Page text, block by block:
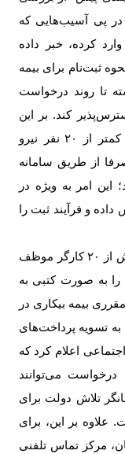
در پی آسیب‌هایی که
کرده، خبر داده
نحوه ثبت‌نام برای بیمه
تا روند درخواست
کند. بر این
از
۲۰ نفر نیرو
از طریق سامانه
این امر به ویژه در
و فرآیند ثبت را
از ۲۰ کارگر موظف‌
به صورت کتبی به
بیمه بیکاری در
به تسویه پرداخت‌های
اعلام کرد که
می‌توانند
تلاش دولت برای
بر این، برای
مرکز تماس تلفنی